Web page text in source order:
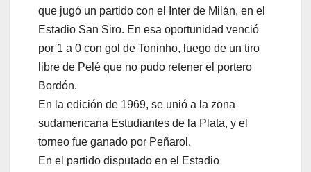
que jugó un partido con el Inter de Milán, en el
Estadio San Siro. En esa oportunidad venció
por 1 a 0 con gol de Toninho, luego de un tiro
libre de Pelé que no pudo retener el portero
Bordón.
En la edición de 1969, se unió a la zona
sudamericana Estudiantes de la Plata, y el
torneo fue ganado por Peñarol.
En el partido disputado en el Estadio